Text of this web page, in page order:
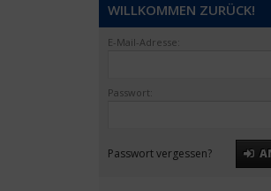
WILLKOMMEN ZURÜCK!
E-Mail-Adresse:
Passwort:
Passwort vergessen?